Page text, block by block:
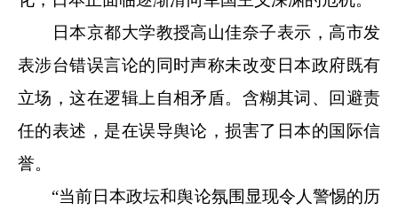
日本京都大学教授高山佳奈子表示，高市发
表涉台错误言论的同时声称未改变日本政府既有
立场，这在逻辑上自相矛盾。含糊其词、回避责
任的表述，是在误导舆论，损害了日本的国际信
誉。
“当前日本政坛和舆论氛围显现令人警惕的历